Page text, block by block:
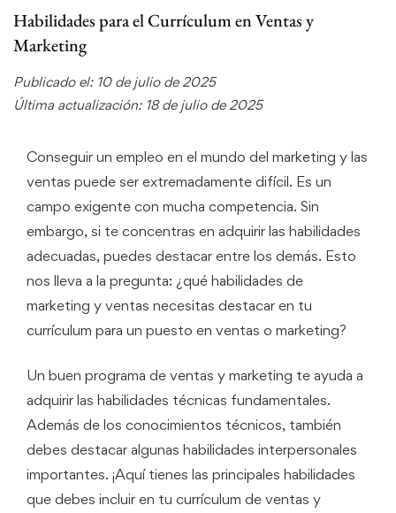
Habilidades para el Currículum en Ventas y
Marketing
Publicado el: 10 de julio de 2025
Última actualización: 18 de julio de 2025
Conseguir un empleo en el mundo del marketing y las
ventas puede ser extremadamente difícil. Es un
campo exigente con mucha competencia. Sin
embargo, si te concentras en adquirir las habilidades
adecuadas, puedes destacar entre los demás. Esto
nos lleva a la pregunta: ¿qué habilidades de
marketing y ventas necesitas destacar en tu
currículum para un puesto en ventas o marketing?
Un buen programa de ventas y marketing te ayuda a
adquirir las habilidades técnicas fundamentales.
Además de los conocimientos técnicos, también
debes destacar algunas habilidades interpersonales
importantes. ¡Aquí tienes las principales habilidades
que debes incluir en tu currículum de ventas y